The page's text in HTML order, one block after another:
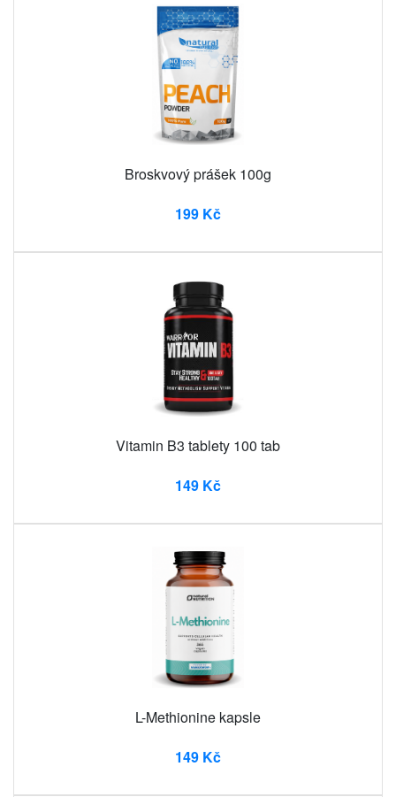
Broskvový prášek 100g
199 Kč
Vitamin B3 tablety 100 tab
149 Kč
L-Methionine kapsle
149 Kč